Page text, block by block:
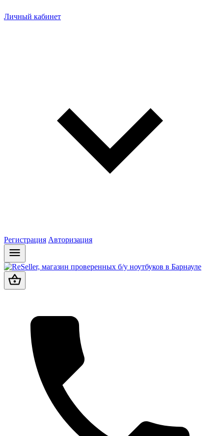
Личный кабинет
Регистрация Авторизация